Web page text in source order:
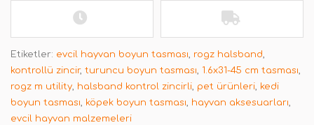
Etiketler: evcil hayvan boyun tasması, rogz halsband,
kontrollü zincir, turuncu boyun tasması, 1.6x31-45 cm tasması,
rogz m utility, halsband kontrol zincirli, pet ürünleri, kedi
boyun tasması, köpek boyun tasması, hayvan aksesuarları,
evcil hayvan malzemeleri